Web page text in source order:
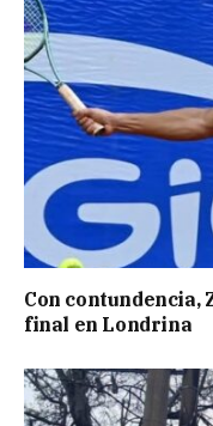
Con contundencia,
final en Londrina